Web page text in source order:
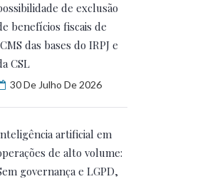
de exclusão
benefícios fiscais de
das bases do IRPJ e
CSL
30 De Julho De 2026
artificial em
de alto volume:
governança e LGPD,